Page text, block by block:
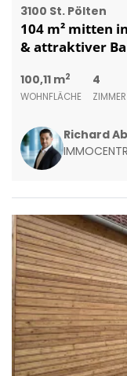
3100 St. Pölten
104 m² mitten
& attraktiver
100,11 m2
WOHNFLÄCHE
4
ZIMMER
Richard